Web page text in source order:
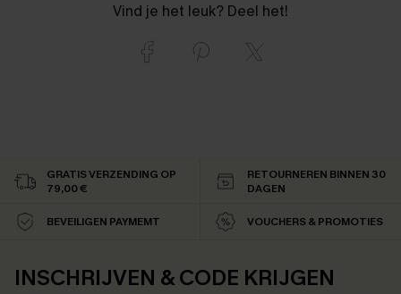
Vind je het leuk? Deel het!
GRATIS VERZENDING OP
79,00 €
RETOURNEREN BINNEN 30
DAGEN
BEVEILIGEN PAYMEMT VOUCHERS & PROMOTIES
INSCHRIJVEN & CODE KRIJGEN